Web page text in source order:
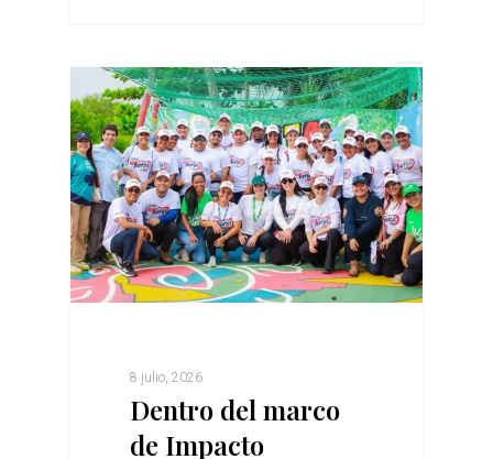
8 julio, 2026
Dentro del marco
de Impacto